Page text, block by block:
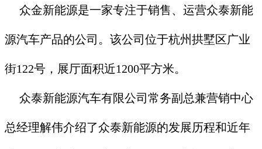
众金新能源是一家专注于销售、运营众泰新能
源汽车产品的公司。该公司位于杭州拱墅区广业
街122号，展厅面积近1200平方米。
众泰新能源汽车有限公司常务副总兼营销中心
总经理解伟介绍了众泰新能源的发展历程和近年